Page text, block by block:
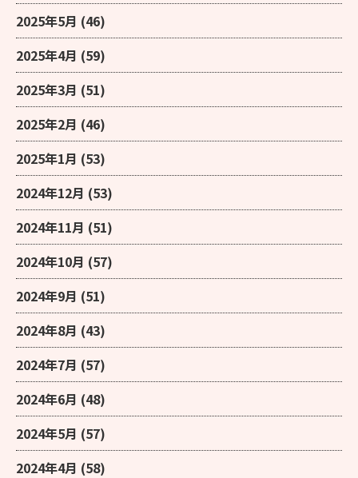
2025年5月 (46)
2025年4月 (59)
2025年3月 (51)
2025年2月 (46)
2025年1月 (53)
2024年12月 (53)
2024年11月 (51)
2024年10月 (57)
2024年9月 (51)
2024年8月 (43)
2024年7月 (57)
2024年6月 (48)
2024年5月 (57)
2024年4月 (58)